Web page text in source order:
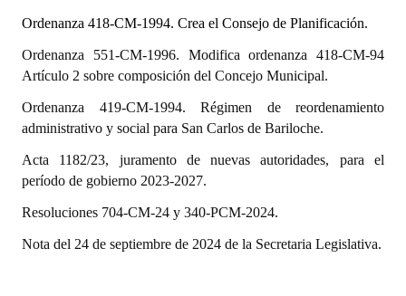
Digesto
Organigrama
DOCUMENTOS
Ordenanza 418-CM-1994. Crea el Consejo de Planificación.
Ordenanza 551-CM-1996. Modifica ordenanza 418-CM-94
Artículo 2 sobre composición del Concejo Municipal.
Ordenanza 419-CM-1994. Régimen de reordenamiento
administrativo y social para San Carlos de Bariloche.
Acta 1182/23, juramento de nuevas autoridades, para el
período de gobierno 2023-2027.
Resoluciones 704-CM-24 y 340-PCM-2024.
Nota del 24 de septiembre de 2024 de la Secretaria Legislativa.